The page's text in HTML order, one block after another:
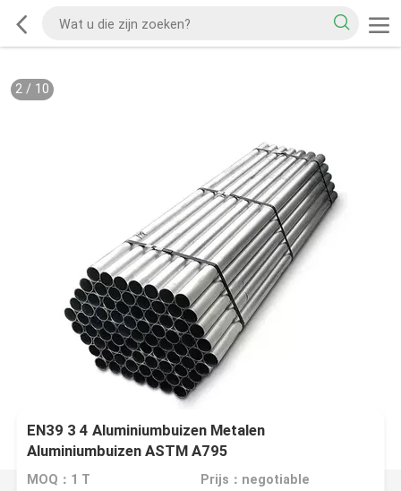
2/ 10
EN39 3 4 Aluminiumbuizen Metalen
Aluminiumbuizen ASTM A795
MOQ：1 T Prijs：negotiable